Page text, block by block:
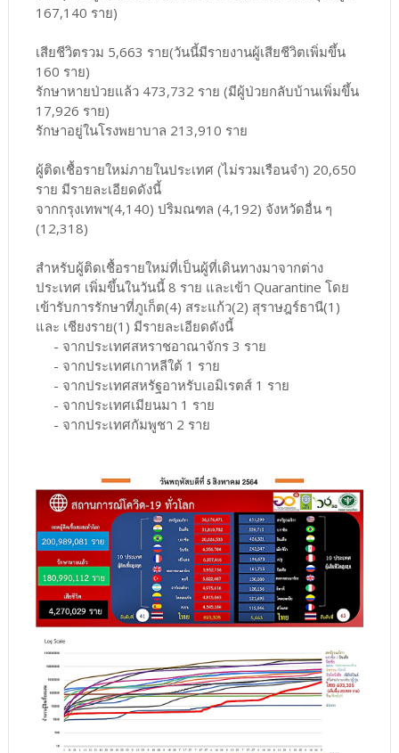
167,140 ราย)
เสียชีวิตรวม 5,663 ราย(วันนี้มีรายงานผู้เสียชีวิตเพิ่มขึ้น
160 ราย)
รักษาหายป่วยแล้ว 473,732 ราย (มีผู้ป่วยกลับบ้านเพิ่มขึ้น
17,926 ราย)
รักษาอยู่ในโรงพยาบาล 213,910 ราย
ผู้ติดเชื้อรายใหม่ภายในประเทศ (ไม่รวมเรือนจำ) 20,650
ราย มีรายละเอียดดังนี้
จากกรุงเทพฯ(4,140) ปริมณฑล (4,192) จังหวัดอื่น ๆ
(12,318)
สำหรับผู้ติดเชื้อรายใหม่ที่เป็นผู้ที่เดินทางมาจากต่าง
ประเทศ เพิ่มขึ้นในวันนี้ 8 ราย และเข้า Quarantine โดย
เข้ารับการรักษาที่ภูเก็ต(4) สระแก้ว(2) สุราษฎร์ธานี(1)
และ เชียงราย(1) มีรายละเอียดดังนี้
- จากประเทศสหราชอาณาจักร 3 ราย
- จากประเทศเกาหลีใต้ 1 ราย
- จากประเทศสหรัฐอาหรับเอมิเรตส์ 1 ราย
- จากประเทศเมียนมา 1 ราย
- จากประเทศกัมพูชา 2 ราย